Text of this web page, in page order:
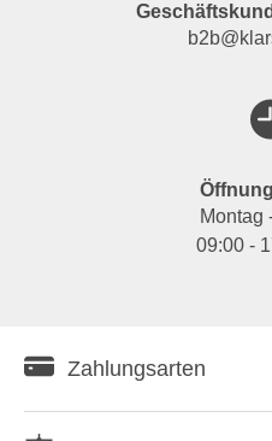
Montag
09:00 -
Zahlungsarten